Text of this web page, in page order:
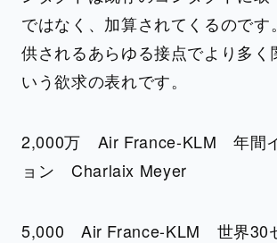
ではなく、加算されてくるのです
供されるあらゆる接点でより多く
いう欲求の表れです。
2,000万 Air France-KLM 年間
ョン Charlaix Meyer
5,000 Air France-KLM 世界30